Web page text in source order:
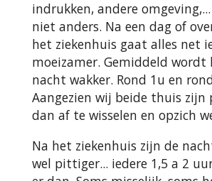
indrukken, andere
niet anders. Na een dag of
het ziekenhuis gaat alles net
moeizamer. Gemiddeld wordt
nacht wakker. Rond 1u en
Aangezien wij beide thuis zijn
dan af te wisselen en opzich
Na het ziekenhuis zijn de
wel pittiger... iedere 1,5 a 2